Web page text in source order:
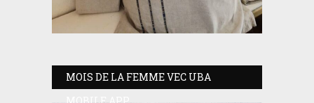
MOIS DE LA FEMME VEC UBA